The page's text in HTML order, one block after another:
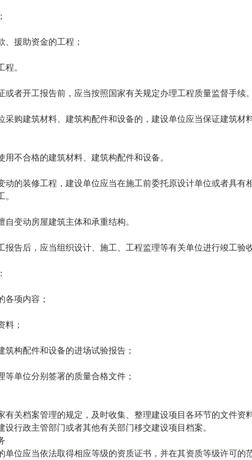
援助资金的工程；
。
开工报告前，应当按照国家有关规定办理工程质量监督手续。
建筑材料、建筑构配件和设备的，建设单位应当保证建筑材
不合格的建筑材料、建筑构配件和设备。
装修工程，建设单位应当在施工前委托原设计单位或者具有
变动房屋建筑主体和承重结构。
后，应当组织设计、施工、工程监理等有关单位进行竣工验收
项内容；
；
构配件和设备的进场试验报告；
单位分别签署的质量合格文件；
档案管理的规定，及时收集、整理建设项目各环节的文件资
行政主管部门或者其他有关部门移交建设项目档案。
应当依法取得相应等级的资质证书，并在其资质等级许可的范